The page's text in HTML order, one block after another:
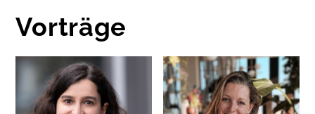
Vorträge